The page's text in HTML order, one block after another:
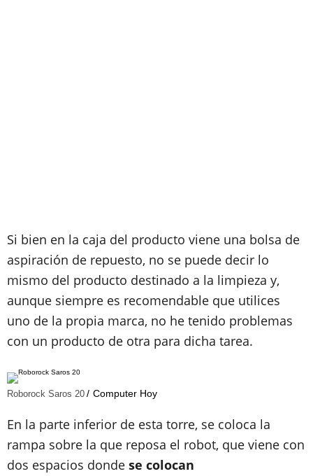
Si bien en la caja del producto viene una bolsa de
aspiración de repuesto, no se puede decir lo
mismo del producto destinado a la limpieza y,
aunque siempre es recomendable que utilices
uno de la propia marca, no he tenido problemas
con un producto de otra para dicha tarea.
Roborock Saros 20 Computer Hoy
En la parte inferior de esta torre, se coloca la
rampa sobre la que reposa el robot, que viene con
dos espacios donde se colocan